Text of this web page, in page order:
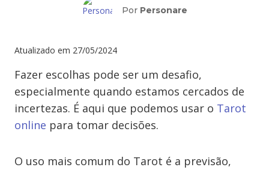
Por Personare
Atualizado em 27/05/2024
Fazer escolhas pode ser um desafio,
especialmente quando estamos cercados de
incertezas. É aqui que podemos usar o Tarot
online para tomar decisões.
O uso mais comum do Tarot é a previsão,